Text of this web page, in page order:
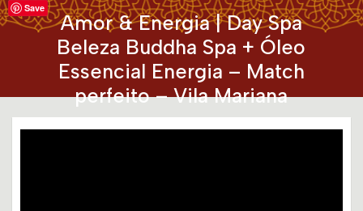
Amor & Energia | Day Spa
Beleza Buddha Spa + Óleo
Essencial Energia – Match
perfeito – Vila Mariana
Save